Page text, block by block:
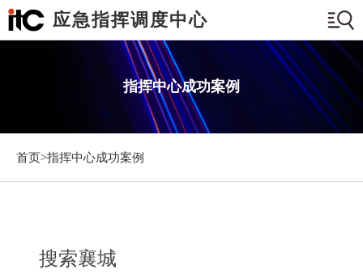
应急指挥调度中心
指挥中心成功案例
首页>指挥中心成功案例
搜索襄城